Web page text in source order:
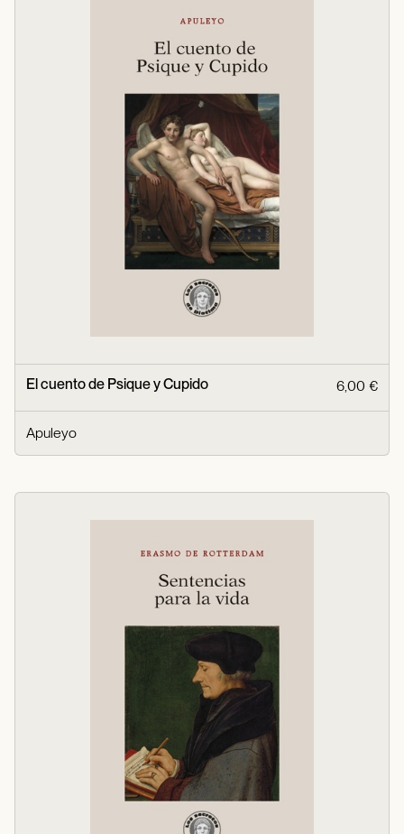
El cuento de Psique y Cupido 6,00 €
Apuleyo